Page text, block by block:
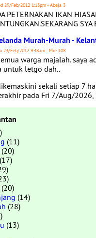
29/Feb/2012 1:13pm - Abeja 3
PETERNAKAN IKAN
SYA
Murah-Murah -
23/Feb/2012 9:48am - Mie 108
warga majalah. saya
untuk letgo dah..
sekali setiap 7
pada Fri 7/Aug/2026,
(11)
(20)
(17)
(20)
(14)
(28)
(13)